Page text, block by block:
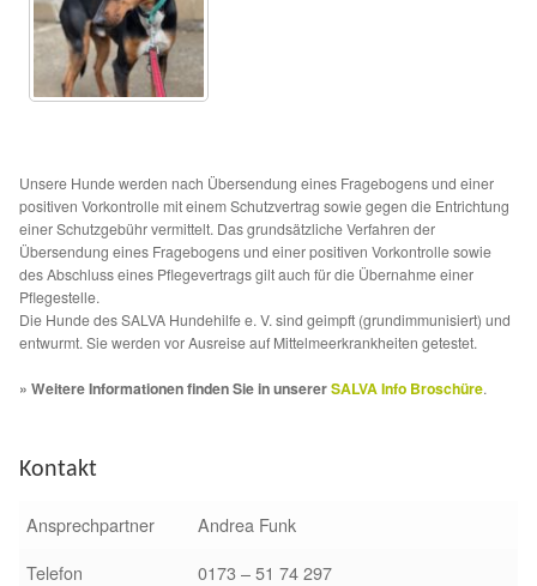
Aktion „Hilfe La Linea“
Updates „Hilfe La Linea“
Partnertierheim in Bulgarien
Partnertierheim in Polen
Unsere Hunde werden nach Übersendung eines Fragebogens und einer
positiven Vorkontrolle mit einem Schutzvertrag sowie gegen die Entrichtung
einer Schutzgebühr vermittelt. Das grundsätzliche Verfahren der
Übersendung eines Fragebogens und einer positiven Vorkontrolle sowie
des Abschluss eines Pflegevertrags gilt auch für die Übernahme einer
Pflegestelle.
Die Hunde des SALVA Hundehilfe e. V. sind geimpft (grundimmunisiert) und
entwurmt. Sie werden vor Ausreise auf Mittelmeerkrankheiten getestet.
» Weitere Informationen finden Sie in unsererSALVA Info Broschüre.
Kontakt
Ansprechpartner
Andrea Funk
Telefon
0173 – 51 74 297